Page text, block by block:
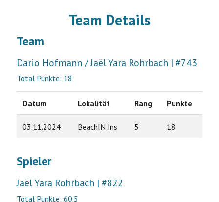
Team Details
Team
Dario Hofmann / Jaël Yara Rohrbach | #743
Total Punkte: 18
Datum Lokalität Rang Punkte
03.11.2024 BeachIN Ins 5 18
Spieler
Jaël Yara Rohrbach | #822
Total Punkte: 60.5